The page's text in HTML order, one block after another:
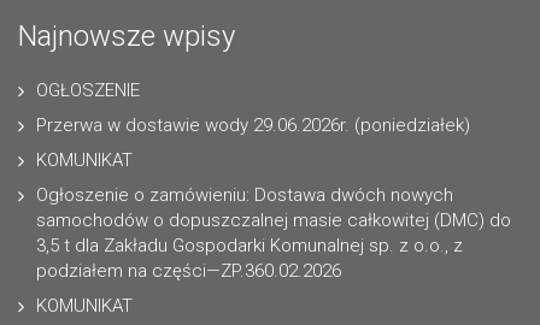
Najnowsze wpisy
OGŁOSZENIE
Przerwa w dostawie wody 29.06.2026r. (poniedziałek)
KOMUNIKAT
Ogłoszenie o zamówieniu: Dostawa dwóch nowych
samochodów o dopuszczalnej masie całkowitej (DMC) do
3,5 t dla Zakładu Gospodarki Komunalnej sp. z o.o., z
podziałem na części—ZP.360.02.2026
KOMUNIKAT